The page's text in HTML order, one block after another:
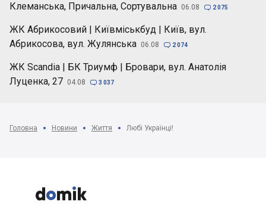
Клеманська, Причальна, Сортувальна 06.08  2 075
ЖК Абрикосовий | Київміськбуд | Київ, вул.
Абрикосова, вул. Жулянська 06.08  2 074
ЖК Scandia | БК Триумф | Бровари, вул. Анатолія
Луценка, 27 04.08  3 037
Головна Новини Життя Любі Українці!


